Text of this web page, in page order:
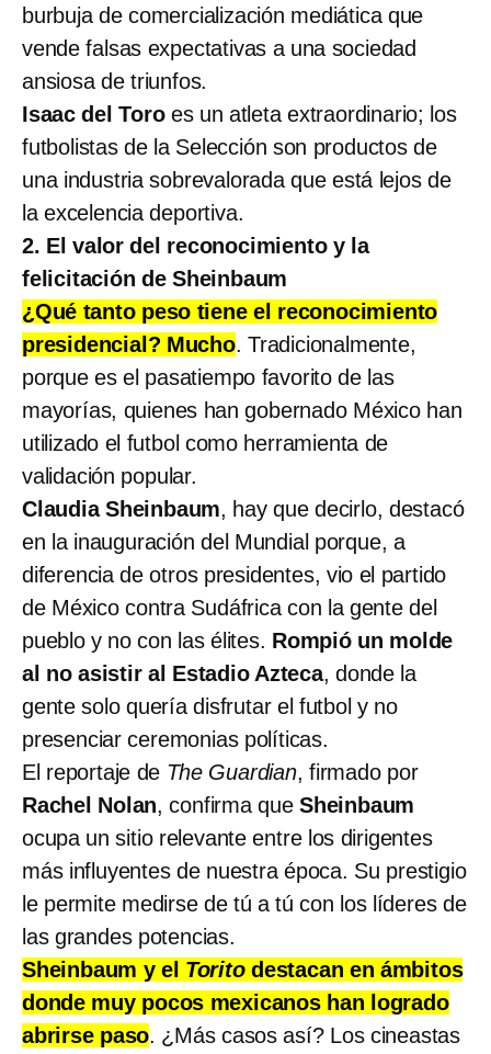
burbuja de comercialización mediática que
vende falsas expectativas a una sociedad
ansiosa de triunfos.
Isaac del Toroes un atleta extraordinario; los
futbolistas de la Selección son productos de
una industria sobrevalorada que está lejos de
la excelencia deportiva.
2. El valor del reconocimiento y la
felicitación de Sheinbaum
¿Qué tanto peso tiene el reconocimiento
presidencial? Mucho. Tradicionalmente,
porque es el pasatiempo favorito de las
mayorías, quienes han gobernado México han
utilizado el futbol como herramienta de
validación popular.
Claudia Sheinbaum, hay que decirlo, destacó
en la inauguración del Mundial porque, a
diferencia de otros presidentes, vio el partido
de México contra Sudáfrica con la gente del
pueblo y no con las élites. Rompió un molde
al no asistir al Estadio Azteca, donde la
gente solo quería disfrutar el futbol y no
presenciar ceremonias políticas.
El reportaje de The Guardian, firmado por
Rachel Nolan, confirma queSheinbaum
ocupa un sitio relevante entre los dirigentes
más influyentes de nuestra época. Su prestigio
le permite medirse de tú a tú con los líderes de
las grandes potencias.
Sheinbaum y el Toritodestacan en ámbitos
donde muy pocos mexicanos han logrado
abrirse paso. ¿Más casos así? Los cineastas